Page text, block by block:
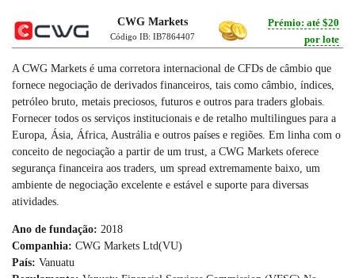
CWG Markets
Código IB: IB7864407
Prémio: até $20
por lote
A CWG Markets é uma corretora internacional de CFDs de câmbio que
fornece negociação de derivados financeiros, tais como câmbio, índices,
petróleo bruto, metais preciosos, futuros e outros para traders globais.
Fornecer todos os serviços institucionais e de retalho multilingues para a
Europa, Ásia, África, Austrália e outros países e regiões. Em linha com o
conceito de negociação a partir de um trust, a CWG Markets oferece
segurança financeira aos traders, um spread extremamente baixo, um
ambiente de negociação excelente e estável e suporte para diversas
atividades.
Ano de fundação: 2018
Companhia: CWG Markets Ltd(VU)
País: Vanuatu